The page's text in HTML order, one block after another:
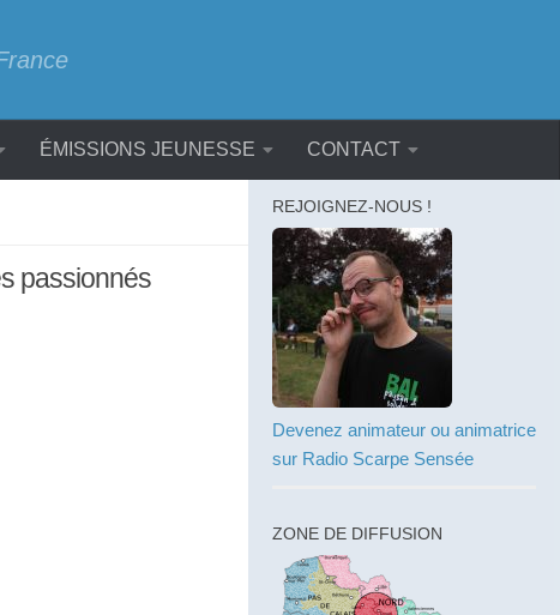
ÉMISSIONS JEUNESSE CONTACT
passionnés
REJOIGNEZ-NOUS !
Devenez animateur ou animatrice
sur Radio Scarpe Sensée
ZONE DE DIFFUSION